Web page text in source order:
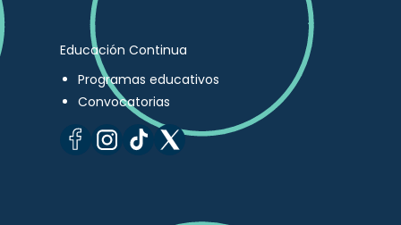
Educación Continua
Programas educativos
Convocatorias